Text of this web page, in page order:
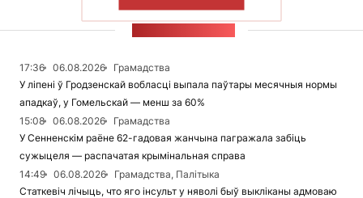
17:36 06.08.2026
Грамадства
У ліпені ў Гродзенскай вобласці выпала паўтары месячныя нормы
ападкаў, у Гомельскай — менш за 60%
15:08
06.08.2026
Грамадства
У Сенненскім раёне 62-гадовая жанчына пагражала забіць
сужыцеля — распачатая крымінальная справа
14:49
06.08.2026
Грамадства, Палітыка
Статкевіч лічыць, что яго інсульт у няволі быў выкліканы адмоваю